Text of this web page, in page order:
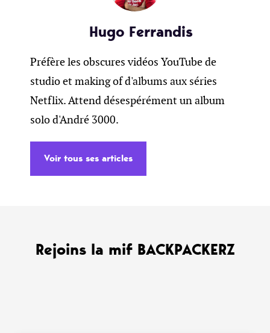
Hugo Ferrandis
Préfère les obscures vidéos YouTube de
studio et making of d'albums aux séries
Netflix. Attend désespérément un album
solo d'André 3000.
Voir tous ses articles
Rejoins la mif BACKPACKERZ